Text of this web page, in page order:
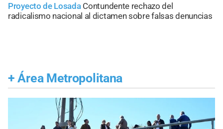
Proyecto de Losada Contundente rechazo del
radicalismo nacional al dictamen sobre falsas denuncias
+ Área Metropolitana